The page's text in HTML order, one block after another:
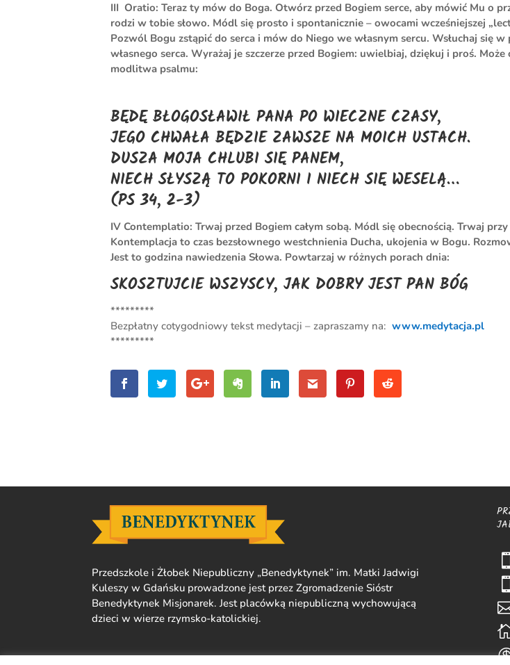
III Oratio: Teraz ty mów do Boga. Otwórz przed Bogiem serce, aby mówić Mu o
rodzi w tobie słowo. Módl się prosto i spontanicznie – owocami wcześniejszej
Pozwól Bogu zstąpić do serca i mów do Niego we własnym sercu. Wsłuchaj się w
własnego serca. Wyrażaj je szczerze przed Bogiem: uwielbiaj, dziękuj i proś.
modlitwa psalmu:
BĘDĘ BŁOGOSŁAWIŁ PANA PO WIECZNE CZASY,
JEGO CHWAŁA BĘDZIE ZAWSZE NA MOICH USTACH.
DUSZA MOJA CHLUBI SIĘ PANEM,
NIECH SŁYSZĄ TO POKORNI I NIECH SIĘ WESELĄ…
(PS 34, 2-3)
IV Contemplatio: Trwaj przed Bogiem całym sobą. Módl się obecnością. Trwaj
Kontemplacja to czas bezsłownego westchnienia Ducha, ukojenia w Bogu.
Jest to godzina nawiedzenia Słowa. Powtarzaj w różnych porach dnia:
SKOSZTUJCIE WSZYSCY, JAK DOBRY JEST PAN BÓG
*********
Bezpłatny cotygodniowy tekst medytacji – zapraszamy na:www.medytacja.pl
*********
Przedszkole i Żłobek Niepubliczny „Benedyktynek” im. Matki Jadwigi
Kuleszy w Gdańsku prowadzone jest przez Zgromadzenie Sióstr
Benedyktynek Misjonarek. Jest placówką niepubliczną wychowującą
dzieci w wierze rzymsko-katolickiej.

